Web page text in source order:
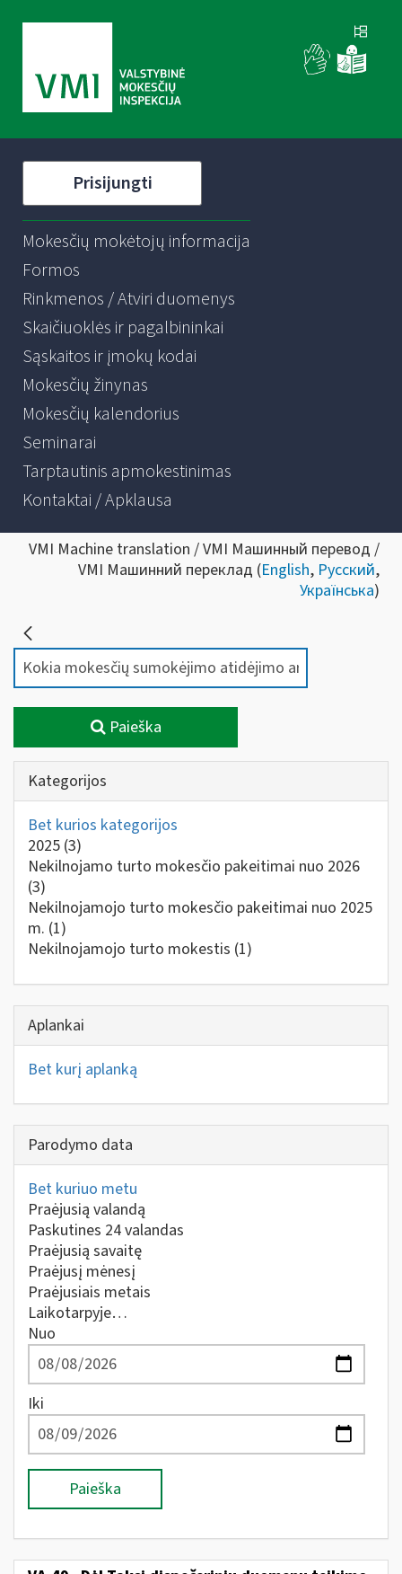
Prisijungti
Mokesčių mokėtojų informacija
Formos
Rinkmenos / Atviri duomenys
Skaičiuoklės ir pagalbininkai
Sąskaitos ir įmokų kodai
Mokesčių žinynas
Mokesčių kalendorius
Seminarai
Tarptautinis apmokestinimas
Kontaktai / Apklausa
VMI Machine translation / VMI Машинный перевод /
VMI Машинний переклад (English, Русский,
Українська)
Paieška
Kategorijos
Bet kurios kategorijos
2025 (3)
Nekilnojamo turto mokesčio pakeitimai nuo 2026
(3)
Nekilnojamojo turto mokesčio pakeitimai nuo 2025
m. (1)
Nekilnojamojo turto mokestis (1)
Aplankai
Bet kurį aplanką
Parodymo data
Bet kuriuo metu
Praėjusią valandą
Paskutines 24 valandas
Praėjusią savaitę
Praėjusį mėnesį
Praėjusiais metais
Laikotarpyje…
Nuo
Iki
Paieška